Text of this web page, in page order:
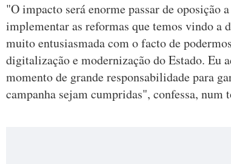
"O impacto será enorme passar de oposição
implementar as reformas que temos vindo a
muito entusiasmada com o facto de
digitalização e modernização do Estado. Eu
momento de grande responsabilidade para
campanha sejam cumpridas", confessa, num